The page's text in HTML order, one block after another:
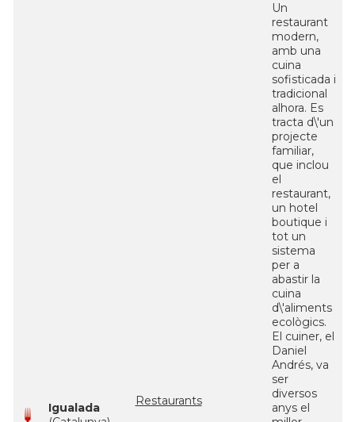
Igualada
Restaurants
Un
restaurant
modern,
amb una
cuina
sofisticada i
tradicional
alhora. Es
tracta d\'un
projecte
familiar,
que inclou
el
restaurant,
un hotel
boutique i
tot un
sistema
per a
abastir la
cuina
d\'aliments
ecològics.
El cuiner, el
Daniel
Andrés, va
ser
diversos
anys el